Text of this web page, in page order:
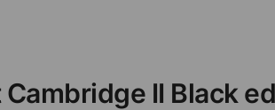
II Black